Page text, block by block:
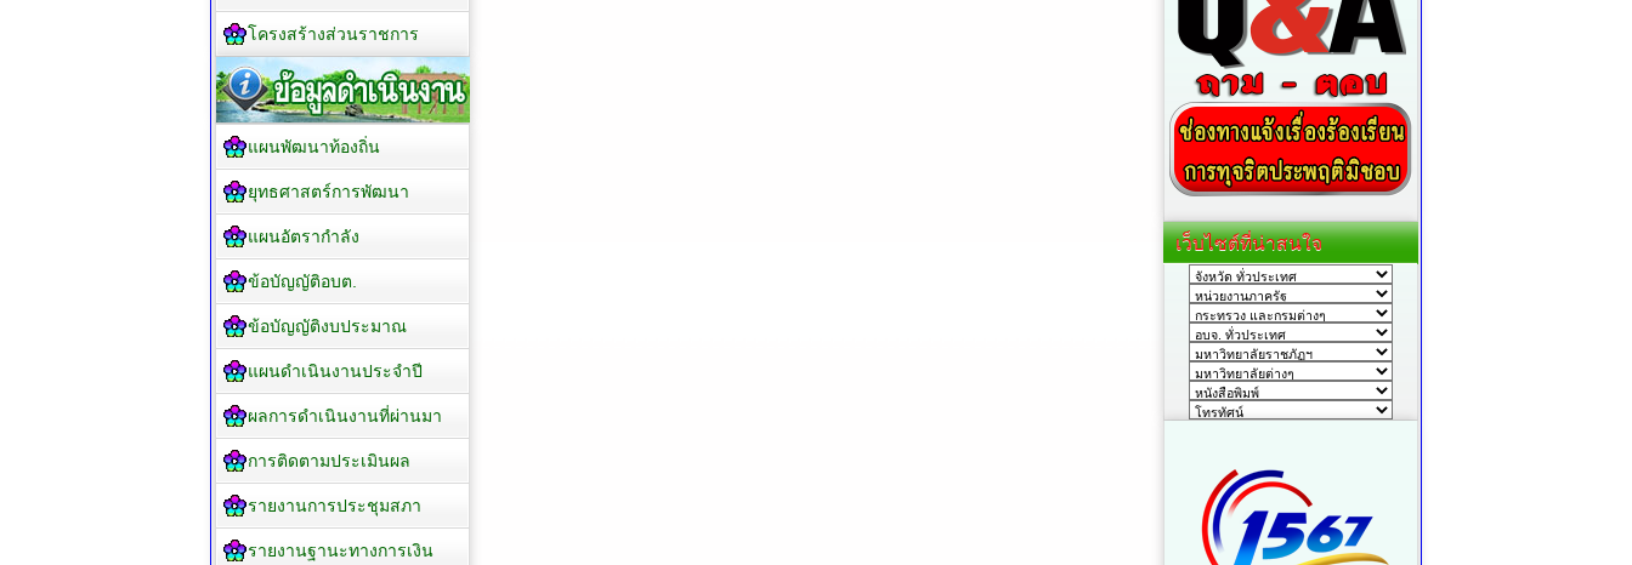
โครงสร้างส่วนราชการ
แผนพัฒนาท้องถิ่น
ยุทธศาสตร์การพัฒนา
แผนอัตรากำลัง
ข้อบัญญัติอบต.
ข้อบัญญัติงบประมาณ
แผนดำเนินงานประจำปี
ผลการดำเนินงานที่ผ่านมา
การติดตามประเมินผล
รายงานการประชุมสภา
รายงานฐานะทางการเงิน
เว็บไซต์ที่น่าสนใจ